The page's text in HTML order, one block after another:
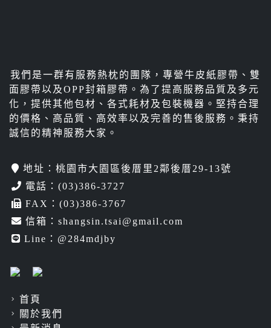
化，提供其他包材、各式耗材及包裝機器。堅持合理
的價格、高品質、高效率以及完善的售後服務。秉持
誠信的精神服務大家。
地址：桃園市大園區後厝里2鄰後厝29-13號
FAX：(03)386-3767
信箱： shangsin.tsai@gmail.com
Line： @284mdjby
首頁
最新消息
聯絡我們